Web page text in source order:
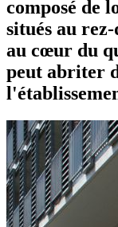
composé de
situés au
au cœur du
peut abriter